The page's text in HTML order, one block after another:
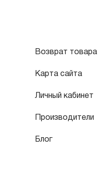
Возврат товара
Карта сайта
Личный кабинет
Производители
Блог